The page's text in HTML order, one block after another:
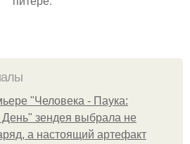
"Человека - Паука:
зендея выбрала не
а настоящий артефакт